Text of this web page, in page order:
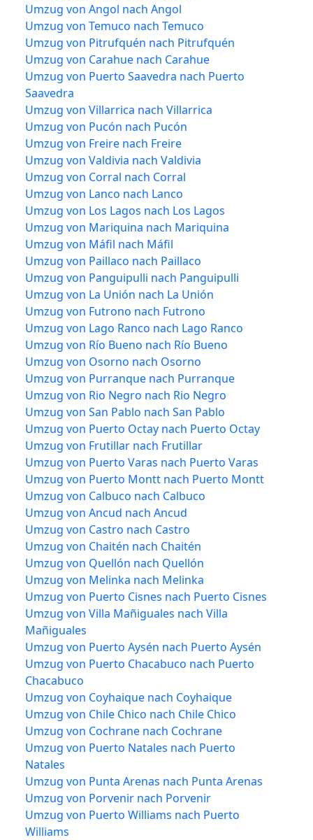
Umzug von Angol nach Angol
Umzug von Temuco nach Temuco
Umzug von Pitrufquén nach Pitrufquén
Umzug von Carahue nach Carahue
Umzug von Puerto Saavedra nach Puerto
Saavedra
Umzug von Villarrica nach Villarrica
Umzug von Pucón nach Pucón
Umzug von Freire nach Freire
Umzug von Valdivia nach Valdivia
Umzug von Corral nach Corral
Umzug von Lanco nach Lanco
Umzug von Los Lagos nach Los Lagos
Umzug von Mariquina nach Mariquina
Umzug von Máfil nach Máfil
Umzug von Paillaco nach Paillaco
Umzug von Panguipulli nach Panguipulli
Umzug von La Unión nach La Unión
Umzug von Futrono nach Futrono
Umzug von Lago Ranco nach Lago Ranco
Umzug von Río Bueno nach Río Bueno
Umzug von Osorno nach Osorno
Umzug von Purranque nach Purranque
Umzug von Rio Negro nach Rio Negro
Umzug von San Pablo nach San Pablo
Umzug von Puerto Octay nach Puerto Octay
Umzug von Frutillar nach Frutillar
Umzug von Puerto Varas nach Puerto Varas
Umzug von Puerto Montt nach Puerto Montt
Umzug von Calbuco nach Calbuco
Umzug von Ancud nach Ancud
Umzug von Castro nach Castro
Umzug von Chaitén nach Chaitén
Umzug von Quellón nach Quellón
Umzug von Melinka nach Melinka
Umzug von Puerto Cisnes nach Puerto Cisnes
Umzug von Villa Mañiguales nach Villa
Mañiguales
Umzug von Puerto Aysén nach Puerto Aysén
Umzug von Puerto Chacabuco nach Puerto
Chacabuco
Umzug von Coyhaique nach Coyhaique
Umzug von Chile Chico nach Chile Chico
Umzug von Cochrane nach Cochrane
Umzug von Puerto Natales nach Puerto
Natales
Umzug von Punta Arenas nach Punta Arenas
Umzug von Porvenir nach Porvenir
Umzug von Puerto Williams nach Puerto
Williams